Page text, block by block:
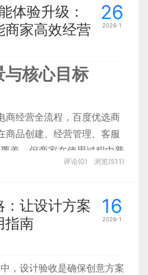
而留白（间）则是其精髓。
常会达到30%-50%
地呈现。设计中严格遵循网
间距、字体的行间距进行精
闷感。此时紫色的加入，恰
口：紫色由蓝色与红色调和
性稳重，又融入了红色的活
，填写个人信息和想预约的
如果前面的选择满房就向后
工业设计需契合制造工
工规范，脱离落地标准
无法落地的 “飞机稿”。
与开发领域，团队设计
稳步成长的状态，在
。
，了解技术是输出有效
若忽视技术限制，设计
26
2026-1
体验升级：
商家高效经营
与核心目标
商经营全流程，百度优选商
商品创建、经营管理、客服
盖。但商家在使用过程中普
” 的体验难题，经深度拆解
对 AI 工具的认知与使用成
认知，提升商家经营效
功能体验升级工作。团队立
评论(0) 浏览(511)
16
2026-1
：让设计方案
指南
，设计验收是确保创意方案